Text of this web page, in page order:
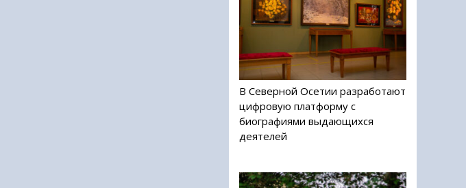
В Северной Осетии разработают
цифровую платформу с
биографиями выдающихся
деятелей